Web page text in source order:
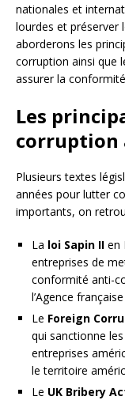
nationales et
lourdes et préserver
aborderons les
corruption ainsi que
assurer la
Les
corruption
Plusieurs textes
années pour lutter
importants, on
La loi Sapin II en
entreprises de
conformité anti-
l’Agence
Le Foreign
qui sanctionne
entreprises
le territoire
Le UK Bribery